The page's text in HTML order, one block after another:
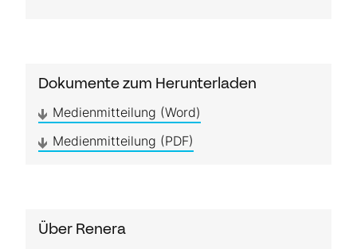
Dokumente zum Herunterladen
Medienmitteilung (Word)
Medienmitteilung (PDF)
Über Renera